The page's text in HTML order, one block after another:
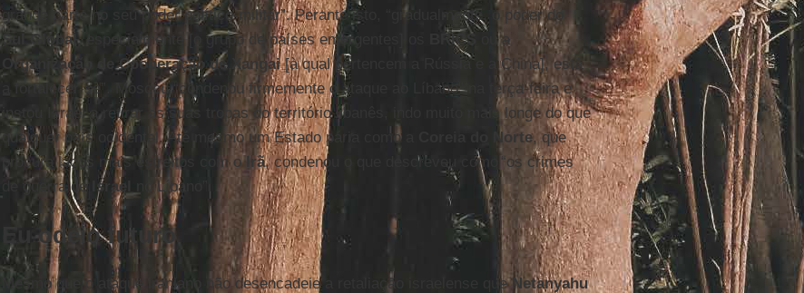
grande parte no seu poder político-militar”. Perante isto, “gradualmente, o poder do
Sul Global , especialmente [o grupo de países emergentes] os BRICS
ou a
Organização de Cooperação de Xangai[à qual pertencem a Rússia e a China], está
a fortalecer-se”. Moscou “condenou firmemente o ataque ao Líbano” na terça-feira e
instou Israel a retirar as suas tropas do território libanês, indo muito mais longe do que
qualquer país ocidental. Até mesmo um Estado pária como a
Coreia do Norte, que
procura laços mais estreitos com o Irã, condenou o que descreveu como “os crimes
de guerra deIsrael no Líbano”.
Eu odeio futuro
Mesmo que o ataque iraniano não desencadeie a retaliação israelense queNetanyahu